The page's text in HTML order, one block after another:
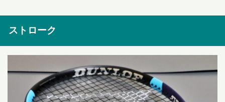
ストローク